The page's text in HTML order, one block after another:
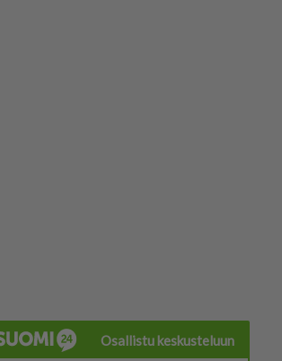
Osallistu keskusteluun